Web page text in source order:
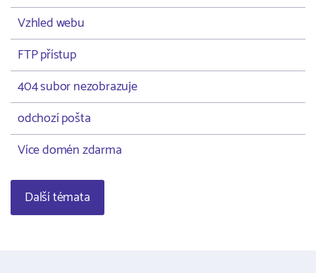
Vzhled webu
FTP přístup
404 subor nezobrazuje
odchozí pošta
Více domén zdarma
Další témata